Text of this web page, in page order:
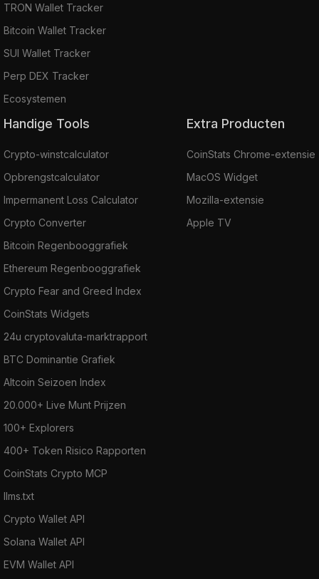
TRON Wallet Tracker
Bitcoin Wallet Tracker
SUI Wallet Tracker
Perp DEX Tracker
Ecosystemen
Handige Tools
Crypto-winstcalculator
Opbrengstcalculator
Impermanent Loss Calculator
Crypto Converter
Bitcoin Regenbooggrafiek
Ethereum Regenbooggrafiek
Crypto Fear and Greed Index
CoinStats Widgets
24u cryptovaluta-marktrapport
BTC Dominantie Grafiek
Altcoin Seizoen Index
20.000+ Live Munt Prijzen
100+ Explorers
400+ Token Risico Rapporten
CoinStats Crypto MCP
llms.txt
Crypto Wallet API
Solana Wallet API
EVM Wallet API
Extra Producten
CoinStats Chrome-extensie
MacOS Widget
Mozilla-extensie
Apple TV